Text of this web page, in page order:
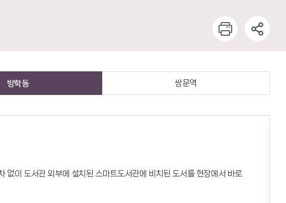
방학동 쌍문역
없이 도서관 외부에 설치된 스마트도서관에 비치된 도서를 현장에서 바로